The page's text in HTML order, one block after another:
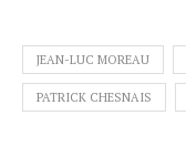
JEAN-LUC MOREAU
PATRICK CHESNAIS